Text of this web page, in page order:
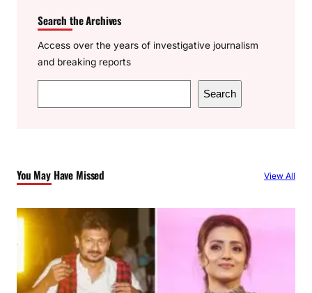
Search the Archives
Access over the years of investigative journalism
and breaking reports
e
h
Search
You May Have Missed View All